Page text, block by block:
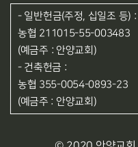
- 일반헌금(주정, 십일조 등) :
농협 211015-55-003483
(예금주 : 안양교회)
- 건축헌금 :
농협 355-0054-0893-23
(예금주 : 안양교회)